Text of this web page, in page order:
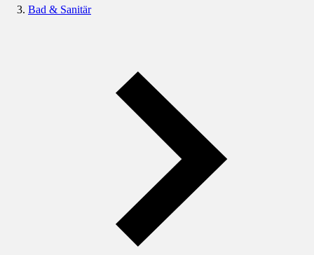
Bad & Sanitär